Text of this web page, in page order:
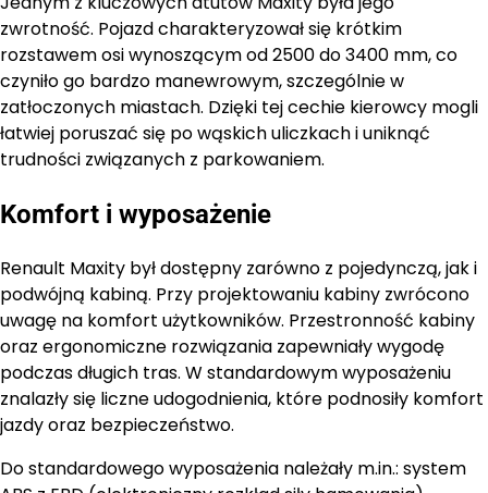
zwrotność. Pojazd charakteryzował się krótkim
rozstawem osi wynoszącym od 2500 do 3400 mm, co
czyniło go bardzo manewrowym, szczególnie w
zatłoczonych miastach. Dzięki tej cechie kierowcy mogli
łatwiej poruszać się po wąskich uliczkach i uniknąć
trudności związanych z parkowaniem.
Komfort i wyposażenie
Renault Maxity był dostępny zarówno z pojedynczą, jak i
podwójną kabiną. Przy projektowaniu kabiny zwrócono
uwagę na komfort użytkowników. Przestronność kabiny
oraz ergonomiczne rozwiązania zapewniały wygodę
podczas długich tras. W standardowym wyposażeniu
znalazły się liczne udogodnienia, które podnosiły komfort
jazdy oraz bezpieczeństwo.
Do standardowego wyposażenia należały m.in.: system